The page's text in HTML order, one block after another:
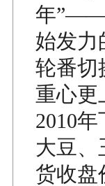
年”——
始发力
轮番切
重心更
2010
大豆、
货收盘